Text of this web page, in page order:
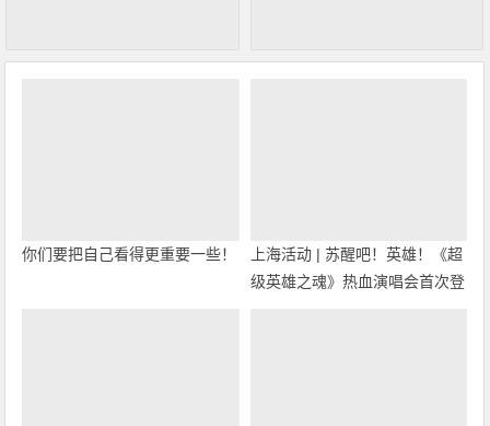
你们要把自己看得更重要一些！
上海活动 | 苏醒吧！英雄！《超
级英雄之魂》热血演唱会首次登